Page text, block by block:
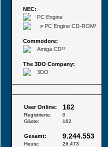
NEC:
PC Engine
» PC Engine CD-ROM²
Commodore:
Amiga CD³²
The 3DO Company:
3DO
User Online: 162
Registrierte:
0
Gäste:
162
Gesamt: 9.244.553
Heute:
26.473